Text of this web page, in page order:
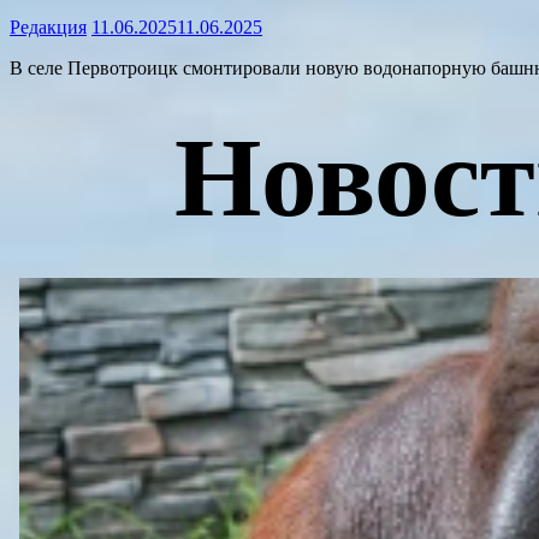
Редакция 11.06.202511.06.2025
В селе Первотроицк смонтировали новую водонапорную